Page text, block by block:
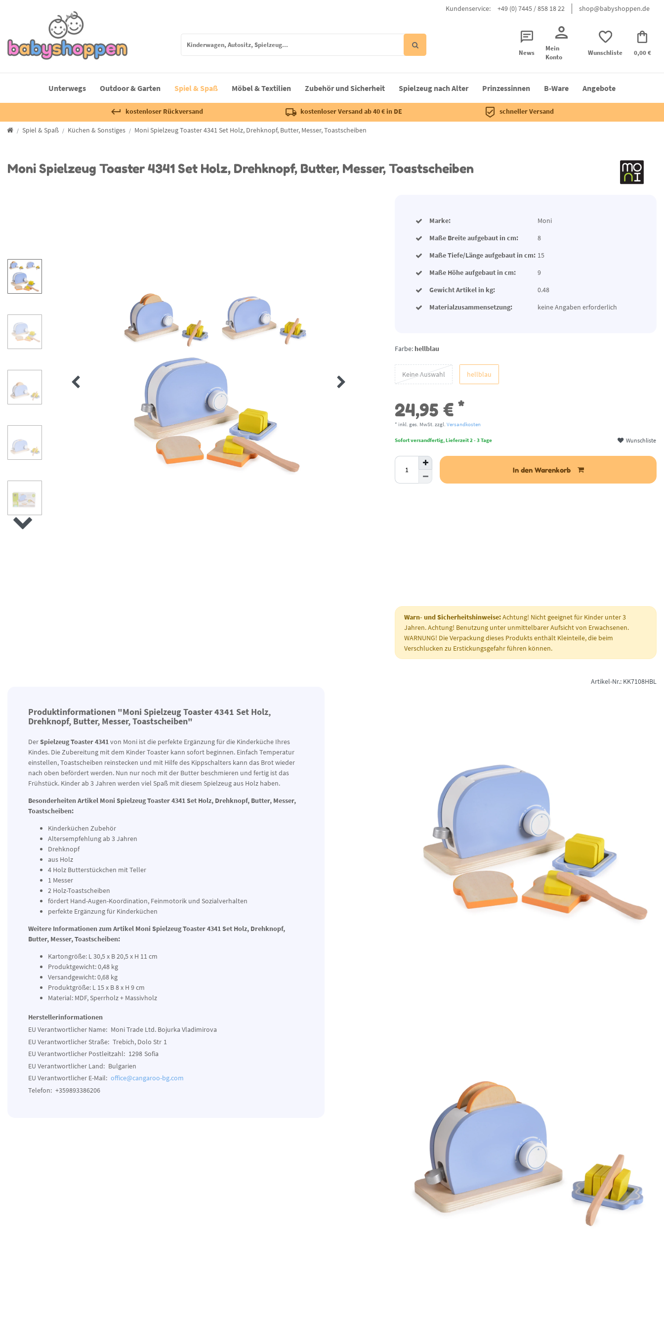
Kundenservice: +49 (0) 7445 / 858 18 22 shop@babyshoppen.de
News
Mein
Konto
Wunschliste 0,00 €
Unterwegs Outdoor & Garten Spiel & Spaß Möbel & Textilien Zubehör und Sicherheit Spielzeug nach Alter Prinzessinnen B-Ware Angebote
kostenloser Rückversand kostenloser Versand ab 40 € in DE schneller Versand
Spiel & Spaß Küchen & Sonstiges Moni Spielzeug Toaster 4341 Set Holz, Drehknopf, Butter, Messer, Toastscheiben
Moni Spielzeug Toaster 4341 Set Holz, Drehknopf, Butter, Messer, Toastscheiben
Marke:
Moni
Maße Breite aufgebaut in cm:
8
Maße Tiefe/Länge aufgebaut in cm: 15
Maße Höhe aufgebaut in cm:
9
Gewicht Artikel in kg:
0.48
Materialzusammensetzung:
keine Angaben erforderlich
Farbe: hellblau
Keine Auswahl hellblau
24,95 € *
* inkl. ges. MwSt. zzgl. Versandkosten
Sofort versandfertig, Lieferzeit 2 - 3 Tage Wunschliste
In den Warenkorb
Warn- und Sicherheitshinweise:Achtung! Nicht geeignet für Kinder unter 3
Jahren. Achtung! Benutzung unter unmittelbarer Aufsicht von Erwachsenen.
WARNUNG! Die Verpackung dieses Produkts enthält Kleinteile, die beim
Verschlucken zu Erstickungsgefahr führen können.
Artikel-Nr.: KK7108HBL
Produktinformationen "Moni Spielzeug Toaster 4341 Set Holz,
Drehknopf, Butter, Messer, Toastscheiben"
DerSpielzeug Toaster 4341von Moni ist die perfekte Ergänzung für die Kinderküche Ihres
Kindes. Die Zubereitung mit dem Kinder Toaster kann sofort beginnen. Einfach Temperatur
einstellen, Toastscheiben reinstecken und mit Hilfe des Kippschalters kann das Brot wieder
nach oben befördert werden. Nun nur noch mit der Butter beschmieren und fertig ist das
Frühstück. Kinder ab 3 Jahren werden viel Spaß mit diesem Spielzeug aus Holz haben.
Besonderheiten Artikel Moni Spielzeug Toaster 4341 Set Holz, Drehknopf, Butter, Messer,
Toastscheiben:
Kinderküchen Zubehör
Altersempfehlung ab 3 Jahren
Drehknopf
aus Holz
4 Holz Butterstückchen mit Teller
1 Messer
2 Holz-Toastscheiben
fördert Hand-Augen-Koordination, Feinmotorik und Sozialverhalten
perfekte Ergänzung für Kinderküchen
Weitere Informationen zum Artikel Moni Spielzeug Toaster 4341 Set Holz, Drehknopf,
Butter, Messer, Toastscheiben:
Kartongröße: L 30,5 x B 20,5 x H 11 cm
Produktgewicht: 0,48 kg
Versandgewicht: 0,68 kg
Produktgröße: L 15 x B 8 x H 9 cm
Material: MDF, Sperrholz + Massivholz
Herstellerinformationen
EU Verantwortlicher Name: Moni Trade Ltd. Bojurka Vladimirova
EU Verantwortlicher Straße: Trebich, Dolo Str 1
EU Verantwortlicher Postleitzahl: 1298 Sofia
EU Verantwortlicher Land: Bulgarien
EU Verantwortlicher E-Mail: office@cangaroo-bg.com
Telefon: +359893386206